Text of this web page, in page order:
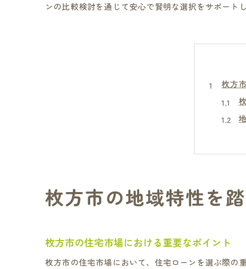
ンの比較検討を通じて安心で賢明な選択をサポートし
枚方
住宅
枚方市の地域特性を
枚方市の住宅市場における重要なポイント
枚方市の住宅市場において、住宅ローンを選ぶ際の